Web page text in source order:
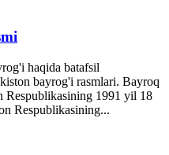
haqida batafsil
bayrog'i rasmlari. Bayroq
Respublikasining 1991 yil 18
Respublikasining...